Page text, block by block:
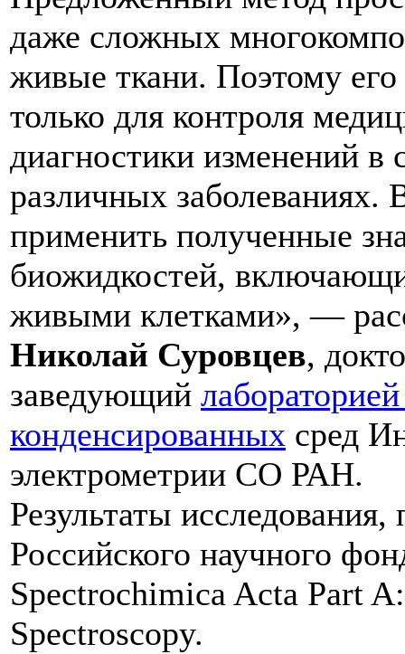
даже сложных
живые ткани. Поэтому его
только для контроля
диагностики изменений в
различных
применить полученные
биожидкостей,
живыми клетками», —
Николай Суровцев,
заведующий
конденсированных сред
электрометрии СО РАН.
Результаты
Российского научного
Spectrochimica Acta Part
Spectroscopy.